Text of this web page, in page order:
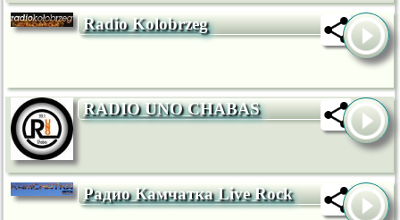
Radio Kolobrzeg
RADIO UNO CHABAS
Радио Камчатка Live Rock